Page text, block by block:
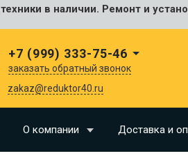
в наличии. Ремонт и
+7 (999) 333-75-46
заказать обратный звонок
zakaz@reduktor40.ru
О компании Доставка и